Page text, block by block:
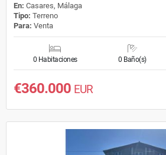
En: Casares, Málaga
Tipo: Terreno
Para: Venta
0 Habitaciones 0 Baño(s)
€360.000 EUR